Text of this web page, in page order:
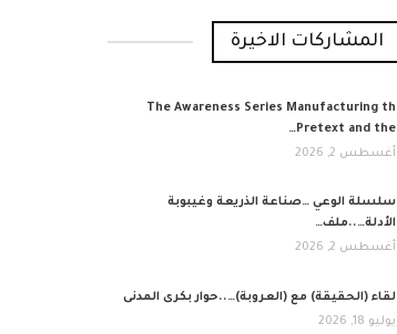
المشاركات الاخيرة
The Awareness Series Manufacturing th
Pretext and the…
أغسطس 2, 2026
​سلسلة الوعي …صناعة الذريعة وغيبوبة
الأدلة…..ملف…
أغسطس 2, 2026
لقاء (الحقيقة) مع (العروبة)…..حوار بكرى المدنى
يوليو 18, 2026